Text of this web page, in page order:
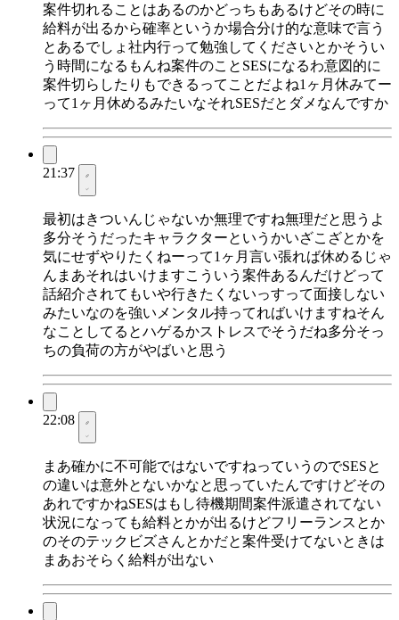
案件切れることはあるのかどっちもあるけどその時に
給料が出るから確率というか場合分け的な意味で言う
とあるでしょ社内行って勉強してくださいとかそうい
う時間になるもんね案件のことSESになるわ意図的に
案件切らしたりもできるってことだよね1ヶ月休みてー
って1ヶ月休めるみたいなそれSESだとダメなんですか
21:37
最初はきついんじゃないか無理ですね無理だと思うよ
多分そうだったキャラクターというかいざこざとかを
気にせずやりたくねーって1ヶ月言い張れば休めるじゃ
んまあそれはいけますこういう案件あるんだけどって
話紹介されてもいや行きたくないっすって面接しない
みたいなのを強いメンタル持ってればいけますねそん
なことしてるとハゲるかストレスでそうだね多分そっ
ちの負荷の方がやばいと思う
22:08
まあ確かに不可能ではないですねっていうのでSESと
の違いは意外とないかなと思っていたんですけどその
あれですかねSESはもし待機期間案件派遣されてない
状況になっても給料とかが出るけどフリーランスとか
のそのテックビズさんとかだと案件受けてないときは
まあおそらく給料が出ない